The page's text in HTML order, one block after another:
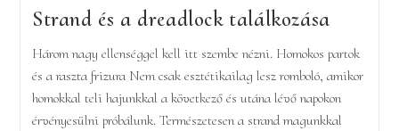
Strand és a dreadlock találkozása
Három nagy ellenséggel kell itt szembe nézni. Homokos partok
és a raszta frizura Nem csak esztétikailag lesz romboló, amikor
homokkal teli hajunkkal a következő és utána lévő napokon
érvényesülni próbálunk. Természetesen a strand magunkkal